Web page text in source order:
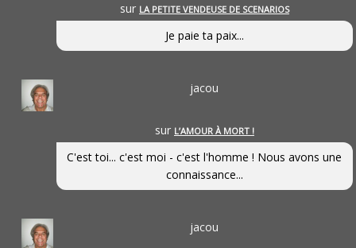
sur LA PETITE VENDEUSE DE SCENARIOS
Je paie ta paix...
jacou
sur L’AMOUR À MORT !
C'est toi... c'est moi - c'est l'homme ! Nous avons une
connaissance...
jacou